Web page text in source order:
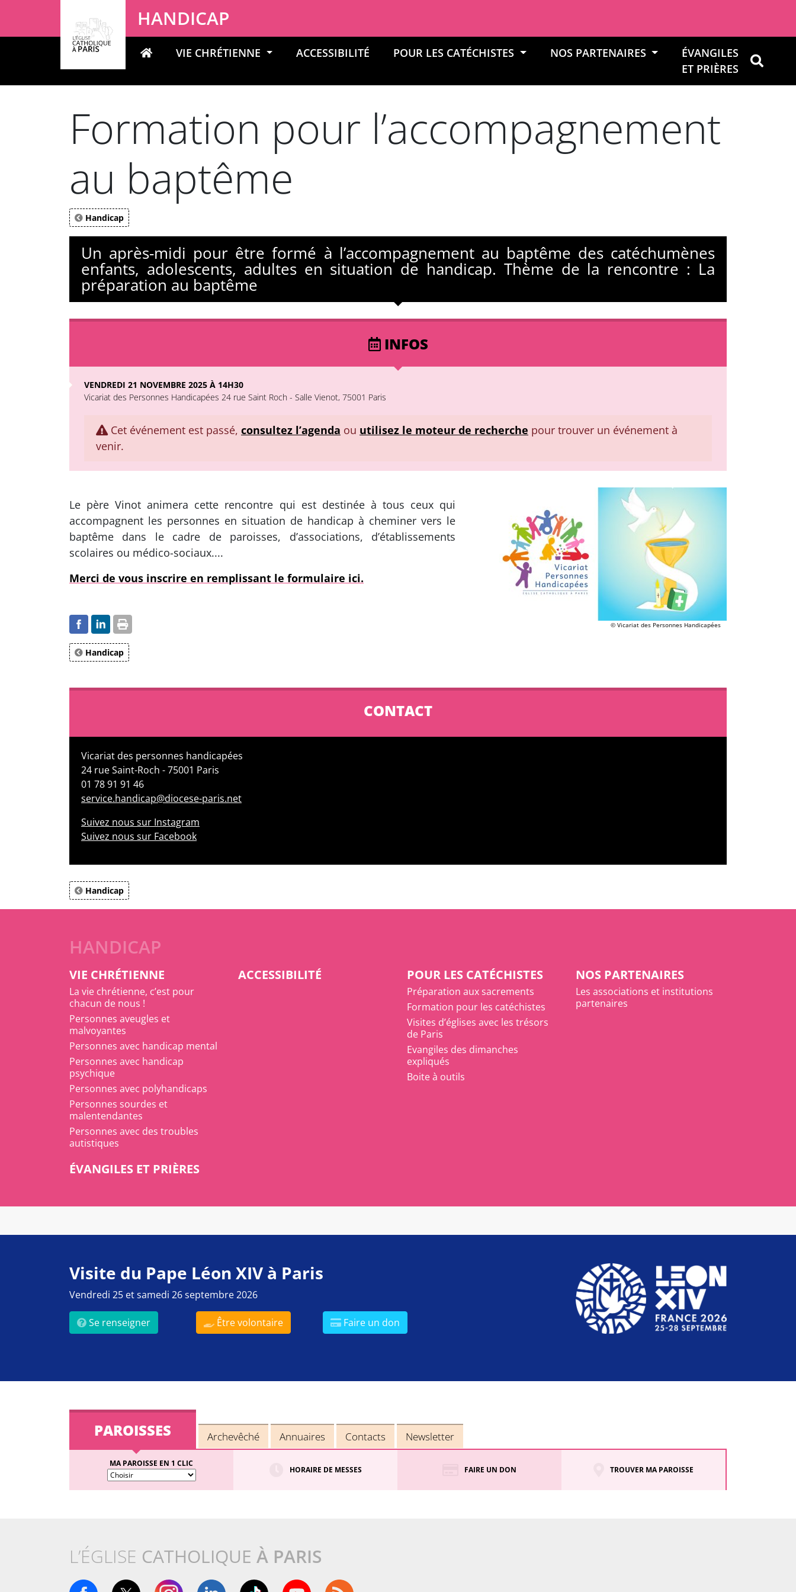
HANDICAP
Votre recherche OK
VIE CHRÉTIENNE ACCESSIBILITÉ POUR LES CATÉCHISTES NOS PARTENAIRES
ÉVANGILES
ET PRIÈRES
Formation pour l’accompagnement
au baptême
Handicap
Un après-midi pour être formé à l’accompagnement au baptême des catéchumènes
enfants, adolescents, adultes en situation de handicap. Thème de la rencontre : La
préparation au baptême
INFOS
VENDREDI 21 NOVEMBRE 2025 À 14H30
Vicariat des Personnes Handicapées 24 rue Saint Roch - Salle Vienot, 75001 Paris
Cet événement est passé, consultez l’agenda ou utilisez le moteur de recherche pour trouver un événement à
venir.
© Vicariat des Personnes Handicapées
Le père Vinot animera cette rencontre qui est destinée à tous ceux qui
accompagnent les personnes en situation de handicap à cheminer vers le
baptême dans le cadre de paroisses, d’associations, d’établissements
scolaires ou médico-sociaux....
Merci de vous inscrire en remplissant le formulaire ici.
Handicap
CONTACT
Vicariat des personnes handicapées
24 rue Saint-Roch - 75001 Paris
01 78 91 91 46
service.handicap@diocese-paris.net
Suivez nous sur Instagram
Suivez nous sur Facebook
Handicap
HANDICAP
VIE CHRÉTIENNE
La vie chrétienne, c’est pour
chacun de nous !
Personnes aveugles et
malvoyantes
Personnes avec handicap mental
Personnes avec handicap
psychique
Personnes avec polyhandicaps
Personnes sourdes et
malentendantes
Personnes avec des troubles
autistiques
ACCESSIBILITÉ POUR LES CATÉCHISTES
Préparation aux sacrements
Formation pour les catéchistes
Visites d’églises avec les trésors
de Paris
Evangiles des dimanches
expliqués
Boite à outils
NOS PARTENAIRES
Les associations et institutions
partenaires
ÉVANGILES ET PRIÈRES
Visite du Pape Léon XIV à Paris
Vendredi 25 et samedi 26 septembre 2026
Se renseigner Être volontaire Faire un don
PAROISSES Archevêché Annuaires Contacts Newsletter
MA PAROISSE EN 1 CLIC
HORAIRE DE MESSES FAIRE UN DON TROUVER MA PAROISSE
L’ÉGLISE CATHOLIQUE À PARIS